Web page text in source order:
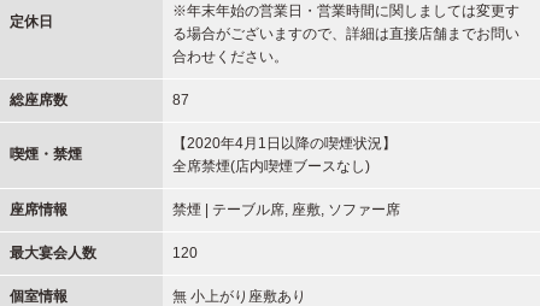
定休日
※年末年始の営業日・営業時間に関しましては変更す
る場合がございますので、詳細は直接店舗までお問い
合わせください。
総座席数 87
喫煙・禁煙
【2020年4月1日以降の喫煙状況】
全席禁煙(店内喫煙ブースなし)
座席情報 禁煙 | テーブル席, 座敷, ソファー席
最大宴会人数 120
個室情報 無 小上がり座敷あり